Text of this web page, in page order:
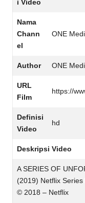
i Video
Nama
Chann
el
ONE
Author ONE
URL
Film
https://
Definisi
Video
hd
Deskripsi Video
A SERIES OF
(2019) Netflix Series
© 2018 – Netflix